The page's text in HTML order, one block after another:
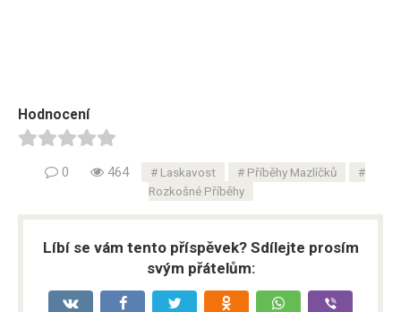
Hodnocení
0 464 Laskavost
Příběhy Mazlíčků
Rozkošné Příběhy
Líbí se vám tento příspěvek? Sdílejte prosím
svým přátelům: